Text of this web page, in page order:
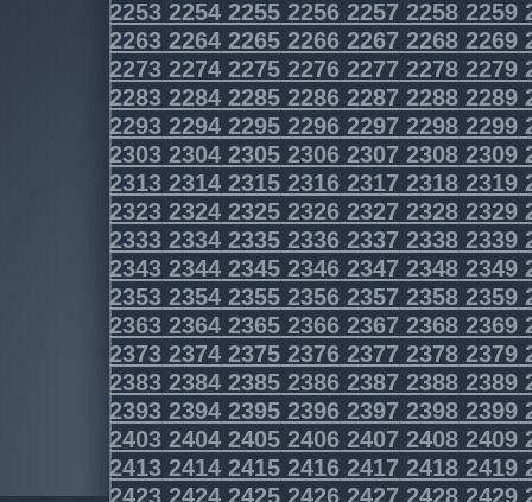
2253 2254 2255 2256 2257 2258 2259
2263 2264 2265 2266 2267 2268 2269
2273 2274 2275 2276 2277 2278 2279
2283 2284 2285 2286 2287 2288 2289
2293 2294 2295 2296 2297 2298 2299
2303 2304 2305 2306 2307 2308 2309
2313 2314 2315 2316 2317 2318 2319
2323 2324 2325 2326 2327 2328 2329
2333 2334 2335 2336 2337 2338 2339
2343 2344 2345 2346 2347 2348 2349
2353 2354 2355 2356 2357 2358 2359
2363 2364 2365 2366 2367 2368 2369
2373 2374 2375 2376 2377 2378 2379
2383 2384 2385 2386 2387 2388 2389
2393 2394 2395 2396 2397 2398 2399
2403 2404 2405 2406 2407 2408 2409
2413 2414 2415 2416 2417 2418 2419
2423 2424 2425 2426 2427 2428 2429